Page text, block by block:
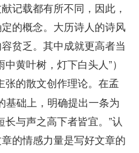
记载都有所不同，因此，
的概念。大历诗人的诗风
贫乏。其中成就更高者当
黄叶树，灯下白头人”）
的散文创作理论。在孟
基础上，明确提出一条为
与声之高下者皆宜。”认
的情感力量是写好文章的